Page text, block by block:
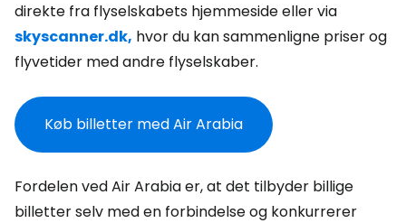
direkte fra flyselskabets hjemmeside eller via
skyscanner.dk, hvor du kan sammenligne priser og
flyvetider med andre flyselskaber.
Køb billetter med Air Arabia
Fordelen ved Air Arabia er, at det tilbyder billige
billetter selv med en forbindelse og konkurrerer